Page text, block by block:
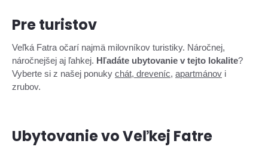
Pre turistov
Veľká Fatra očarí najmä milovníkov turistiky. Náročnej,
náročnejšej aj ľahkej. Hľadáte ubytovanie v tejto lokalite?
Vyberte si z našej ponuky chát, dreveníc, apartmánov i
zrubov.
Ubytovanie vo Veľkej Fatre